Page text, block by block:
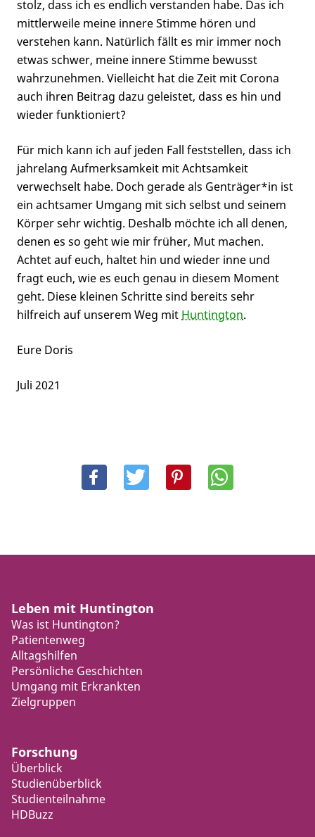
stolz, dass ich es endlich verstanden habe. Das ich
mittlerweile meine innere Stimme hören und
verstehen kann. Natürlich fällt es mir immer noch
etwas schwer, meine innere Stimme bewusst
wahrzunehmen. Vielleicht hat die Zeit mit Corona
auch ihren Beitrag dazu geleistet, dass es hin und
wieder funktioniert?
Für mich kann ich auf jeden Fall feststellen, dass ich
jahrelang Aufmerksamkeit mit Achtsamkeit
verwechselt habe. Doch gerade als Genträger*in ist
ein achtsamer Umgang mit sich selbst und seinem
Körper sehr wichtig. Deshalb möchte ich all denen,
denen es so geht wie mir früher, Mut machen.
Achtet auf euch, haltet hin und wieder inne und
fragt euch, wie es euch genau in diesem Moment
geht. Diese kleinen Schritte sind bereits sehr
hilfreich auf unserem Weg mit Huntington.
Eure Doris
Juli 2021
Leben mit Huntington
Was ist Huntington?
Patientenweg
Alltagshilfen
Persönliche Geschichten
Umgang mit Erkrankten
Zielgruppen
Forschung
Überblick
Studienüberblick
Studienteilnahme
HDBuzz